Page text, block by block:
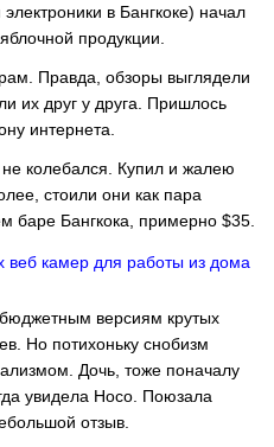
в Бангкоке) начал
продукции.
Правда, обзоры выглядели
их друг у друга. Пришлось
интернета.
колебался. Купил и жалею
стоили они как пара
баре Бангкока, примерно $35.
веб камер для работы из дома
бюджетным версиям крутых
Но потихоньку снобизм
Дочь, тоже поначалу
увидела Hoco. Поюзала
отзыв.